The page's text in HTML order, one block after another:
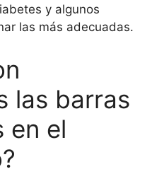
y algunos
las más adecuadas.
las barras
en el